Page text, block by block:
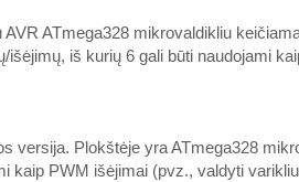
ATmega328 mikrovaldikliu
iš kurių 6 gali būti naudojami
versija. Plokštėje yra ATmega328
kaip PWM išėjimai (pvz., valdyti